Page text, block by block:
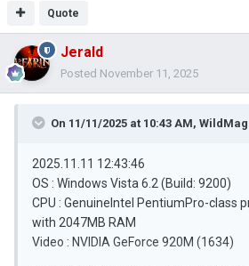
Quote
Jerald
Posted November 11, 2025
On 11/11/2025 at 10:43 AM,
2025.11.11 12:43:46
OS : Windows Vista 6.2 (Build: 9200)
CPU : GenuineIntel PentiumPro-class
with 2047MB RAM
Video : NVIDIA GeForce 920M (1634)